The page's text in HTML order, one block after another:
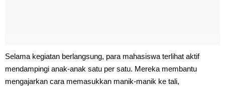
Selama kegiatan berlangsung, para mahasiswa terlihat aktif
mendampingi anak-anak satu per satu. Mereka membantu
mengajarkan cara memasukkan manik-manik ke tali,